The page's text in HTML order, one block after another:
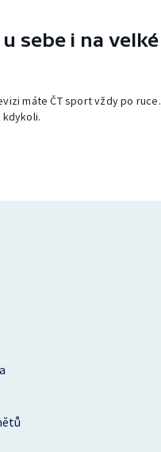
sebe i na velké
máte ČT sport vždy po ruce.